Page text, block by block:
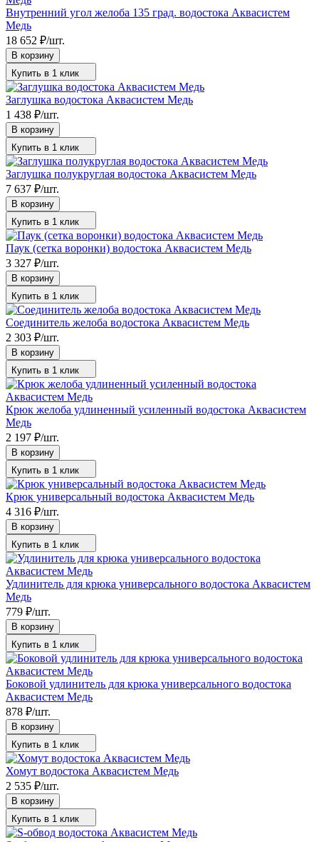
Внутренний угол желоба 135 град. водостока Аквасистем
Медь
18 652 ₽/шт.
В корзину
Купить в 1 клик
Заглушка водостока Аквасистем Медь
1 438 ₽/шт.
В корзину
Купить в 1 клик
Заглушка полукруглая водостока Аквасистем Медь
7 637 ₽/шт.
В корзину
Купить в 1 клик
Паук (сетка воронки) водостока Аквасистем Медь
3 327 ₽/шт.
В корзину
Купить в 1 клик
Соединитель желоба водостока Аквасистем Медь
2 303 ₽/шт.
В корзину
Купить в 1 клик
Крюк желоба удлиненный усиленный водостока Аквасистем
Медь
2 197 ₽/шт.
В корзину
Купить в 1 клик
Крюк универсальный водостока Аквасистем Медь
4 316 ₽/шт.
В корзину
Купить в 1 клик
Удлинитель для крюка универсального водостока Аквасистем
Медь
779 ₽/шт.
В корзину
Купить в 1 клик
Боковой удлинитель для крюка универсального водостока
Аквасистем Медь
878 ₽/шт.
В корзину
Купить в 1 клик
Хомут водостока Аквасистем Медь
2 535 ₽/шт.
В корзину
Купить в 1 клик